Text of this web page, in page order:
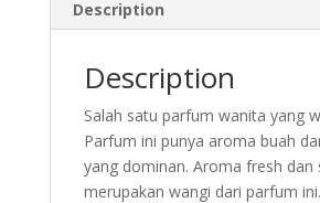
Description
Description
Salah satu parfum wanita yang
Parfum ini punya aroma buah
yang dominan. Aroma fresh dan
merupakan wangi dari parfum ini.